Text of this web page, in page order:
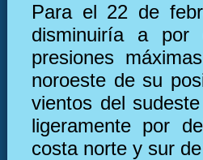
Para el 22 de
disminuiría a por
presiones
noroeste de su
vientos del
ligeramente por
costa norte y sur